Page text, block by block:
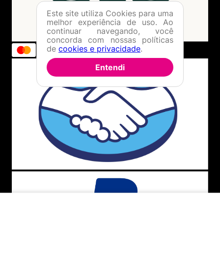
Este site utiliza Cookies para uma
melhor experiência de uso. Ao
continuar navegando, você
concorda com nossas políticas
de cookies e privacidade.
Entendi